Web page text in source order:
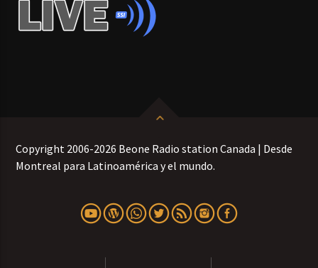
Copyright 2006-2026 Beone Radio station Canada | Desde
Montreal para Latinoamérica y el mundo.